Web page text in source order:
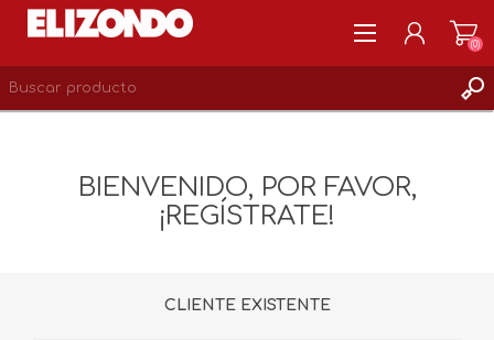
LISTA DE DESEOS 0
(0)
BIENVENIDO, POR FAVOR,
¡REGÍSTRATE!
CLIENTE EXISTENTE